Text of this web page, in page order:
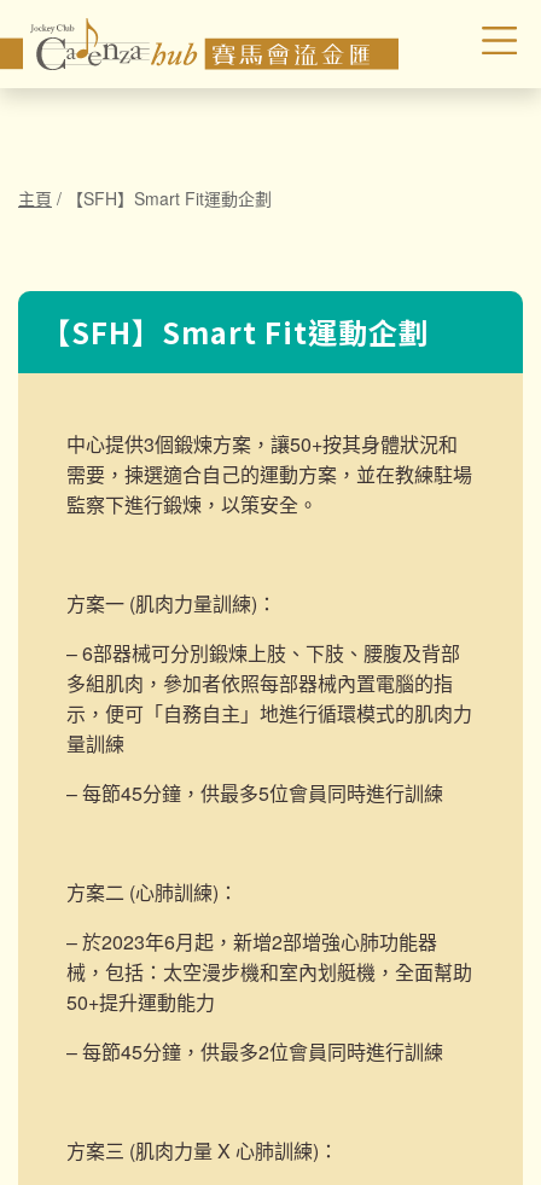
主頁 / 【SFH】Smart Fit運動企劃
【SFH】Smart Fit運動企劃
中心提供3個鍛煉方案，讓50+按其身體狀況和
需要，揀選適合自己的運動方案，並在教練駐場
監察下進行鍛煉，以策安全。
方案一 (肌肉力量訓練) ：
– 6部器械可分別鍛煉上肢、下肢、腰腹及背部
多組肌肉，參加者依照每部器械內置電腦的指
示，便可「自務自主」地進行循環模式的肌肉力
量訓練
– 每節45分鐘，供最多5位會員同時進行訓練
方案二 (心肺訓練) ：
– 於2023年6月起，新增2部增強心肺功能器
械，包括：太空漫步機和室內划艇機， 全面幫助
50+提升運動能力
– 每節45分鐘，供最多2位會員同時進行訓練
方案三 (肌肉力量 X 心肺訓練) ：